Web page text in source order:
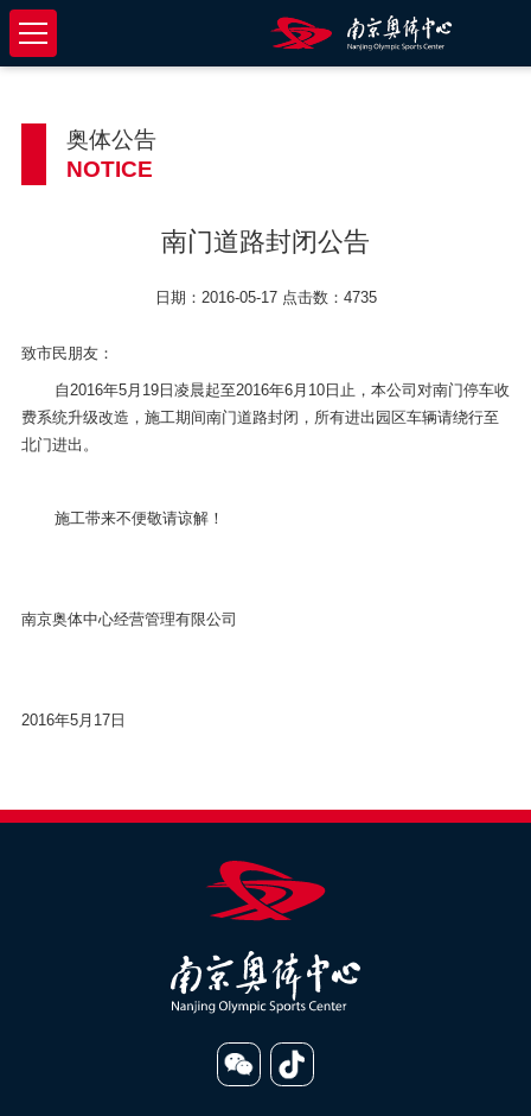
奥体公告
NOTICE
南门道路封闭公告
日期：2016-05-17 点击数：4735
致市民朋友：
自2016年5月19日凌晨起至2016年6月10日止，本公司对南门停车收
费系统升级改造，施工期间南门道路封闭，所有进出园区车辆请绕行至
北门进出。
施工带来不便敬请谅解！
南京奥体中心经营管理有限公司
2016年5月17日